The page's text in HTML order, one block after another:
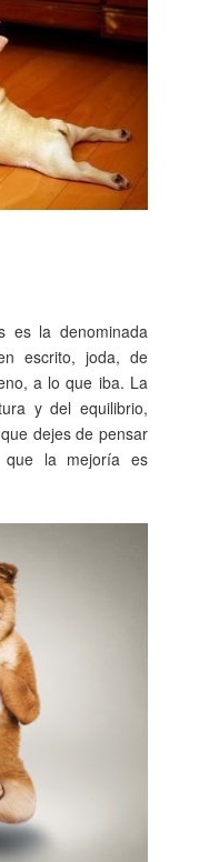
es la denominada
escrito, joda, de
a lo que iba. La
y del equilibrio,
dejes de pensar
la mejoría es